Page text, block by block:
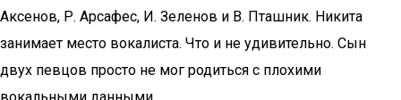
Аксенов, Р. Арсафес, И. Зеленов и В. Пташник. Никита
занимает место вокалиста. Что и не удивительно. Сын
двух певцов просто не мог родиться с плохими